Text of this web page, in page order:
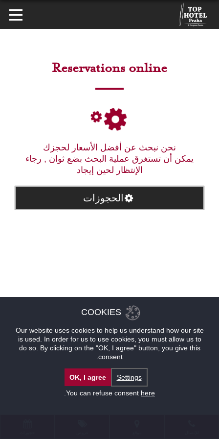
Reservations online
نحن نبحث عن أفضل الأسعار لحجزك
يمكن أن تستغرق عملية البحث بضع ثوان , رجاء
الإنتظار لحين إيجاد
الحجوزات
COOKIES
Our website uses cookies to help us understand how our site
is used. In order for us to use cookies, you must allow us to
do so. By clicking on the "OK, I agree" button, you give this
consent.
Settings
OK, I agree
You can refuse consent here
.